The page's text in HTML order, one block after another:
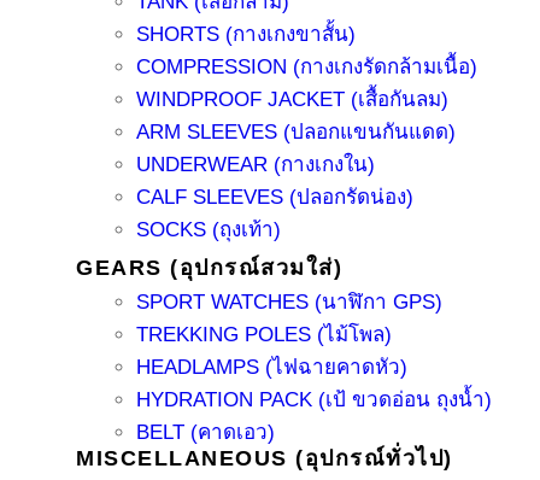
SHORTS (กางเกงขาสั้น)
COMPRESSION (กางเกงรัดกล้ามเนื้อ)
WINDPROOF JACKET (เสื้อกันลม)
ARM SLEEVES (ปลอกแขนกันแดด)
UNDERWEAR (กางเกงใน)
CALF SLEEVES (ปลอกรัดน่อง)
SOCKS (ถุงเท้า)
GEARS (อุปกรณ์สวมใส่)
SPORT WATCHES (นาฬิกา GPS)
TREKKING POLES (ไม้โพล)
HEADLAMPS (ไฟฉายคาดหัว)
HYDRATION PACK (เป้ ขวดอ่อน ถุงน้ำ)
BELT (คาดเอว)
MISCELLANEOUS (อุปกรณ์ทั่วไป)